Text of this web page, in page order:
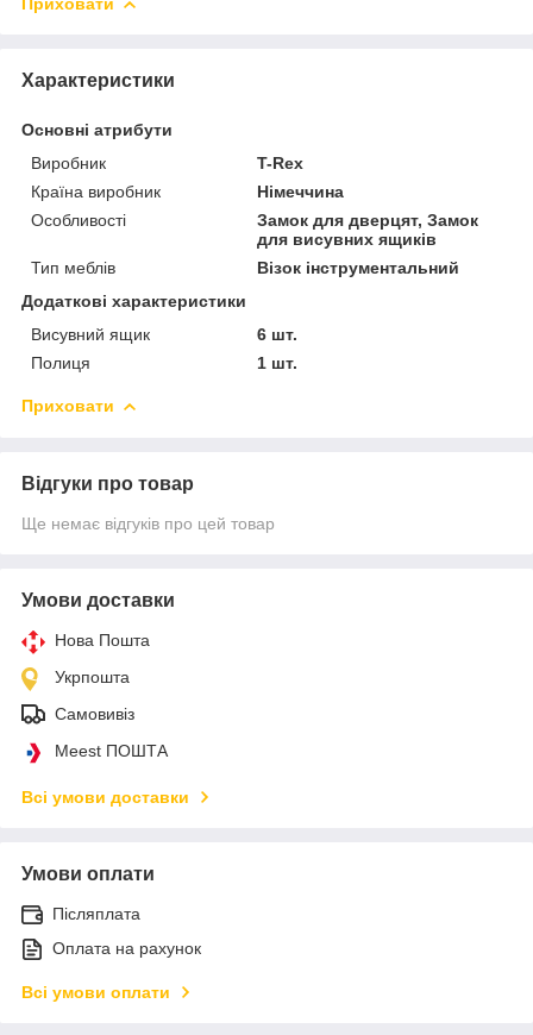
Характеристики
Основні атрибути
Виробник
T-Rex
Країна виробник
Німеччина
Особливості
Замок для дверцят, Замок
для висувних ящиків
Тип меблів
Візок інструментальний
Додаткові характеристики
Висувний ящик
6 шт.
Полиця
1 шт.
Приховати
Відгуки про товар
Ще немає відгуків про цей товар
Умови доставки
Нова Пошта
Укрпошта
Самовивіз
Meest ПОШТА
Всі умови доставки
Умови оплати
Післяплата
Оплата на рахунок
Всі умови оплати